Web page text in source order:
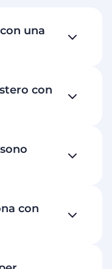
una
con
con